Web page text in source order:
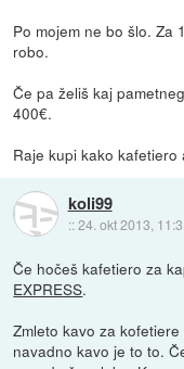
Po mojem ne bo šlo. Za
robo.
Če pa želiš kaj
400€.
Raje kupi kako
koli99
::24. okt 2013,
Če hočeš kafetiero za
EXPRESS.
Zmleto kavo za
navadno kavo je to to.